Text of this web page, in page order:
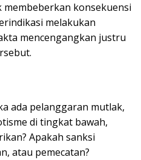
konsekuensi
melakukan
mencengangkan justru
ada pelanggaran mutlak,
di tingkat bawah,
Apakah sanksi
atau pemecatan?